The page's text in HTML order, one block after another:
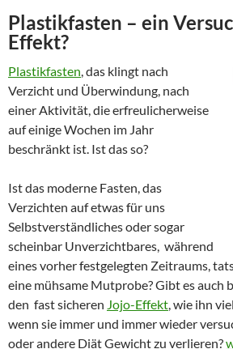
Plastikfasten – ein
Effekt?
Plastikfasten , das klingt nach
Verzicht und Überwindung, nach
einer Aktivität, die erfreulicherweise
auf einige Wochen im Jahr
beschränkt ist. Ist das so?
Ist das moderne Fasten, das
Verzichten auf etwas für uns
Selbstverständliches oder sogar
scheinbar Unverzichtbares, während
eines vorher festgelegten Zeitraums,
eine mühsame Mutprobe? Gibt es auch
den fast sicheren Jojo-Effekt , wie ihn
wenn sie immer und immer wieder
oder andere Diät Gewicht zu verlieren?